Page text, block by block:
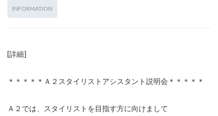
INFORMATION
[詳細]
＊＊＊＊＊Ａ２スタイリストアシスタント説明会＊＊＊＊＊
Ａ２では、スタイリストを目指す方に向けまして